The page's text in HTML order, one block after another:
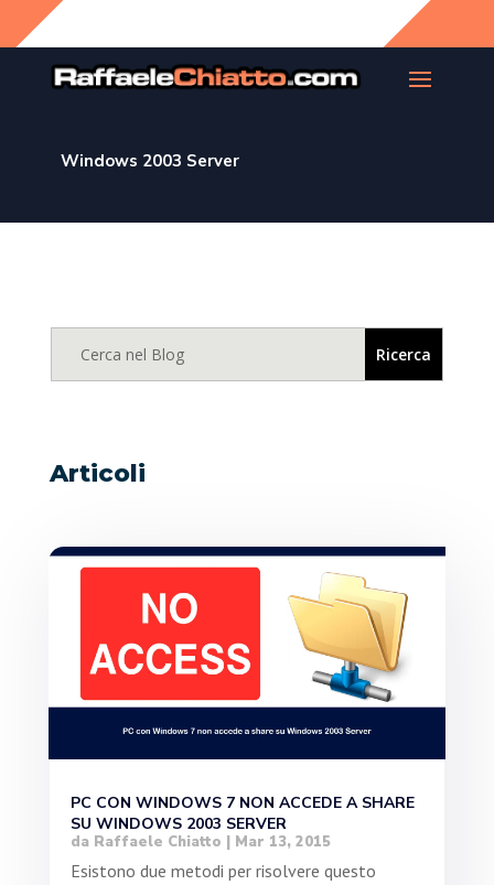
Windows 2003 Server
Articoli
PC CON WINDOWS 7 NON ACCEDE A SHARE
SU WINDOWS 2003 SERVER
da Raffaele Chiatto | Mar 13, 2015
Esistono due metodi per risolvere questo